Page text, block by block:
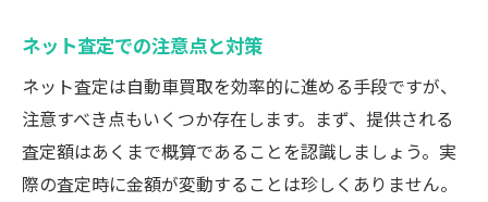
ネット査定での注意点と対策
ネット査定は自動車買取を効率的に進める手段ですが、
注意すべき点もいくつか存在します。まず、提供される
査定額はあくまで概算であることを認識しましょう。実
際の査定時に金額が変動することは珍しくありません。